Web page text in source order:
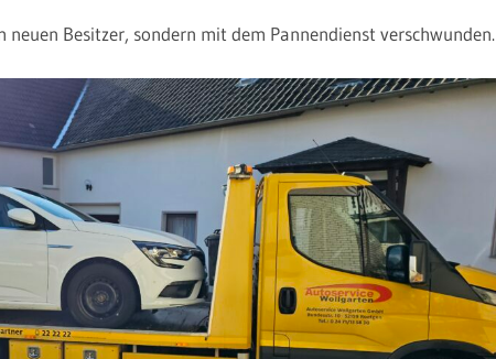
Besitzer, sondern mit dem Pannendienst verschwunden.